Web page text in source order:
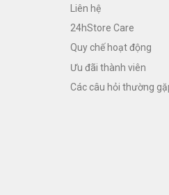
Liên hệ
24hStore Care
Quy chế hoạt động
Ưu đãi thành viên
Các câu hỏi thường